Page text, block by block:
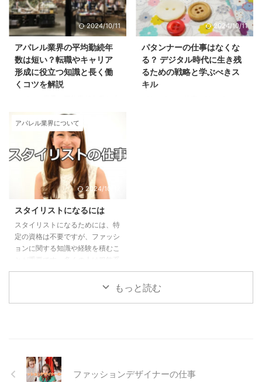
いデザインを生み出すプレッシャ
ー ファッションデザイナーは、
常にクリエイティブで新しいアイ
す。特に、流行のサイクルが非常
に速いファッション業界では、シ
ーズンごとに新しいコレクション
を発表しなければならず、常に独
基礎を学び、実務経験を積むこと
が重要です。経験を重ねることで
独立やショップ運営が可能になり
のスキルも必要です。 最速でフ
ァッションデザイナーになる方法
以前、ファッションデザイナーに
なるためには、専門学校で学び会
2024/10/11
アパレル業界の平均勤続年
数は短い？転職やキャリア
形成に役立つ知識と長く働
くコツを解説
ル業界の労働環境や定着率につい
て、一般的に「離職率が高く、勤
続年数が短い」というイメージが
持たれています。 実際のデータ
と共に、その理由を説明します。
平均勤続年数と離職率 アパレル
業界の平均勤続年数は他の業界と
な差があります。たとえば、業界
全体で見ると、勤続年数が長い企
業の例として「銀座山形屋（28.3
年）」や「パレモHD（28.3
の企業は10年以下の勤続年数で
す。「ユナイテッドアロー ...
2024/10/11
パタンナーの仕事はなくな
る？ デジタル時代に生き残
るための戦略と学ぶべきス
キル
事の一部です。 アパレルブラン
ド側のパタンナー ス ...
アパレル業界について
2024/10/12
スタイリストになるには
スタイリストになるためには、特
定の資格は不要ですが、ファッシ
ョンに関する知識や経験を積むこ
とが重要です。多くの人は服飾系
の専門学校で基礎を学び、卒業後
はスタイリスト事務所やフリーラ
ンスのスタイリストのアシスタン
トには、コーディネートのセンス
やファッション知識だけでなく、
もっと読む
ファッションデザイナーの仕事